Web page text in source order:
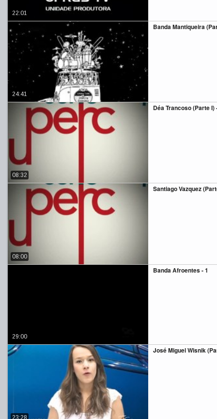
22:01
Banda Mantiqueira
24:41
Déa Trancoso (Parte I)
08:32
Santiago Vazquez
08:00
Banda Afroentes - 1
29:00
José Miguel Wisnik